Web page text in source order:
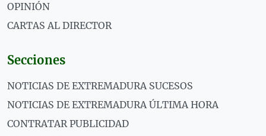
OPINIÓN
CARTAS AL DIRECTOR
Secciones
NOTICIAS DE EXTREMADURA SUCESOS
NOTICIAS DE EXTREMADURA ÚLTIMA HORA
CONTRATAR PUBLICIDAD